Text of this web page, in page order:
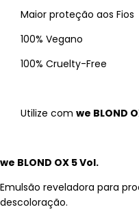
Maior proteção aos Fios
100% Vegano
100% Cruelty-Free
Utilize com we BLOND
we BLOND OX 5 Vol.
Emulsão reveladora para
descoloração.